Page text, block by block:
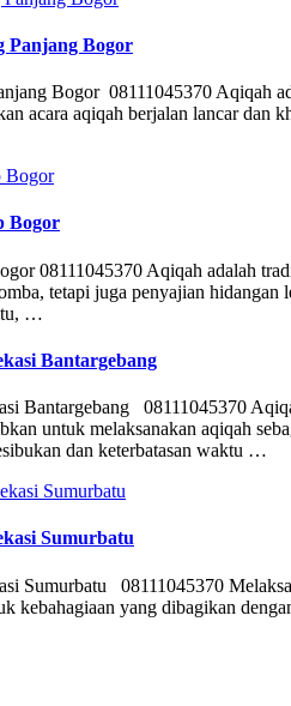
Panjang Bogor
Bogor 08111045370 Aqiqah
acara aqiqah berjalan lancar dan
Bogor
08111045370 Aqiqah adalah
tetapi juga penyajian
…
Bantargebang
Bantargebang 08111045370
untuk melaksanakan aqiqah
dan keterbatasan waktu …
Sumurbatu
Sumurbatu 08111045370
kebahagiaan yang dibagikan